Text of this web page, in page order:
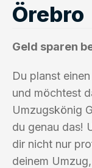
Örebro
Geld sparen
Du planst
und möchtest
Umzugskönig
du genau das!
dir nicht nur
deinem